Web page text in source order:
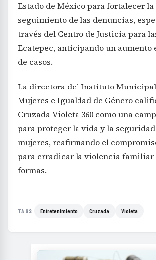
Estado de México para fortalecer
seguimiento de las denuncias,
través del Centro de Justicia para
Ecatepec, anticipando un aumento
de casos.
La directora del Instituto Municipal
Mujeres e Igualdad de Género
Cruzada Violeta 360 como una
para proteger la vida y la seguridad
mujeres, reafirmando el
para erradicar la violencia familiar
formas.
TAGS Entretenimiento Cruzada Violeta